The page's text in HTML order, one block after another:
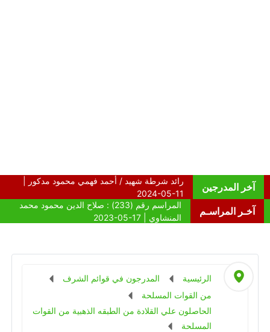
آخر المدرجين
آخـر المراسـم
الرئيسية
المدرجون في قوائم الشرف
من القوات المسلحة
الحاصلون علي القلادة من الطبقه الذهبية من القوات
المسلحة